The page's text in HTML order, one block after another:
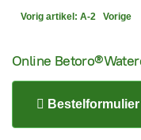
Vorig artikel: A-2 Vorige
Online
Bestelformulier